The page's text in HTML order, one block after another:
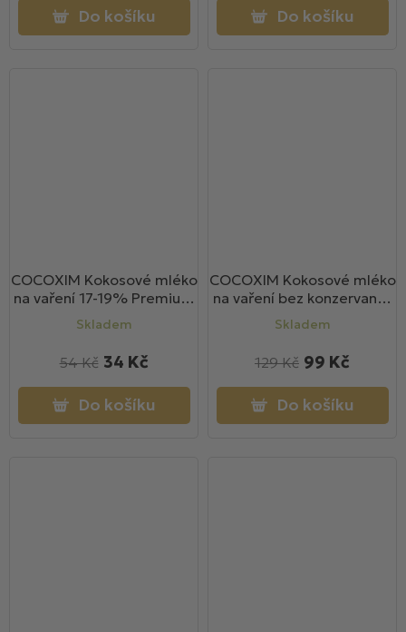
Do košíku Do košíku
COCOXIM Kokosové mléko
na vaření 17-19% Premium
200ml
Skladem
34 Kč
54 Kč
Do košíku
COCOXIM Kokosové mléko
na vaření bez konzervantů
Skladem
99 Kč
129 Kč
Do košíku